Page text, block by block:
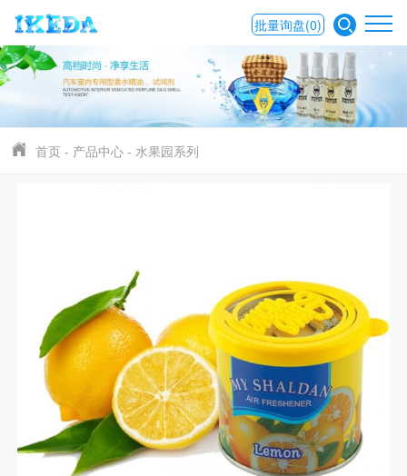
批量询盘(0)
首页 - 产品中心 - 水果园系列